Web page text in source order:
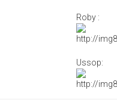
Roby :
Ussop: